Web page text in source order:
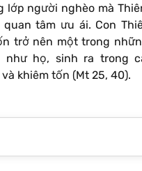
lớp người nghèo mà
quan tâm ưu ái. Con
trở nên một trong
như họ, sinh ra trong
khiêm tốn (Mt 25, 40).